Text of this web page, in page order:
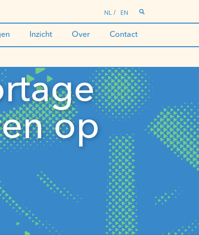
NL EN
Inzicht Over Contact
op